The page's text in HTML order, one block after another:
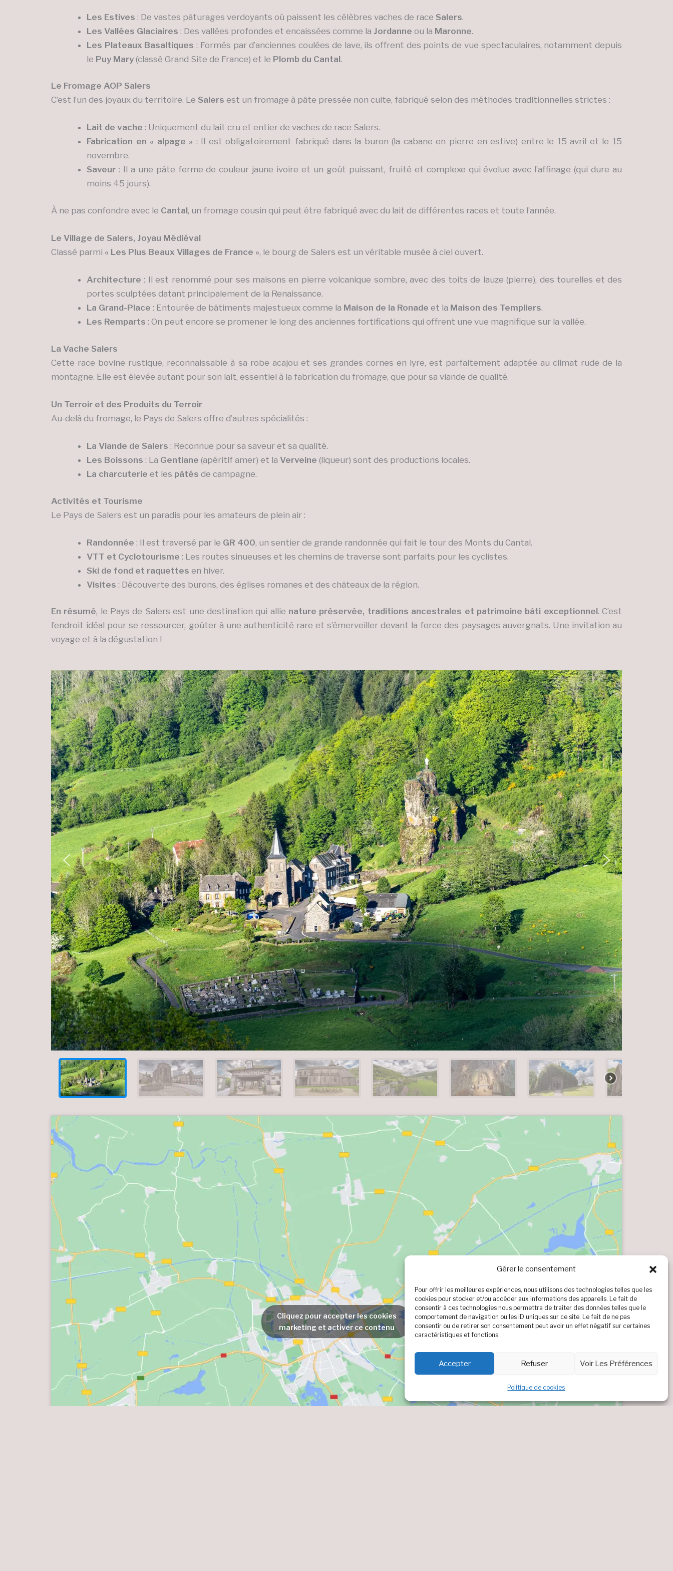
Gérer le consentement
Pour offrir les meilleures expériences, nous utilisons des technologies telles que les
cookies pour stocker et/ou accéder aux informations des appareils. Le fait de
consentir à ces technologies nous permettra de traiter des données telles que le
comportement de navigation ou les ID uniques sur ce site. Le fait de ne pas
consentir ou de retirer son consentement peut avoir un effet négatif sur certaines
caractéristiques et fonctions.
Accepter Refuser Voir Les Préférences
Politique de cookies
Les Estives : De vastes pâturages verdoyants où paissent les célèbres vaches de race Salers.
Les Vallées Glaciaires : Des vallées profondes et encaissées comme la Jordanne ou la Maronne.
Les Plateaux Basaltiques : Formés par d’anciennes coulées de lave, ils offrent des points de vue spectaculaires, notamment depuis
le Puy Mary (classé Grand Site de France) et le Plomb du Cantal.
Le Fromage AOP Salers
C’est l’un des joyaux du territoire. Le Salers est un fromage à pâte pressée non cuite, fabriqué selon des méthodes traditionnelles strictes :
Lait de vache : Uniquement du lait cru et entier de vaches de race Salers.
Fabrication en « alpage » : Il est obligatoirement fabriqué dans la buron (la cabane en pierre en estive) entre le 15 avril et le 15
novembre.
Saveur : Il a une pâte ferme de couleur jaune ivoire et un goût puissant, fruité et complexe qui évolue avec l’affinage (qui dure au
moins 45 jours).
À ne pas confondre avec le Cantal, un fromage cousin qui peut être fabriqué avec du lait de différentes races et toute l’année.
Le Village de Salers, Joyau Médiéval
Classé parmi « Les Plus Beaux Villages de France », le bourg de Salers est un véritable musée à ciel ouvert.
Architecture : Il est renommé pour ses maisons en pierre volcanique sombre, avec des toits de lauze (pierre), des tourelles et des
portes sculptées datant principalement de la Renaissance.
La Grand-Place : Entourée de bâtiments majestueux comme la Maison de la Ronade et la Maison des Templiers.
Les Remparts : On peut encore se promener le long des anciennes fortifications qui offrent une vue magnifique sur la vallée.
La Vache Salers
Cette race bovine rustique, reconnaissable à sa robe acajou et ses grandes cornes en lyre, est parfaitement adaptée au climat rude de la
montagne. Elle est élevée autant pour son lait, essentiel à la fabrication du fromage, que pour sa viande de qualité.
Un Terroir et des Produits du Terroir
Au-delà du fromage, le Pays de Salers offre d’autres spécialités :
La Viande de Salers : Reconnue pour sa saveur et sa qualité.
Les Boissons : La Gentiane (apéritif amer) et la Verveine (liqueur) sont des productions locales.
La charcuterie et les pâtés de campagne.
Activités et Tourisme
Le Pays de Salers est un paradis pour les amateurs de plein air :
Randonnée : Il est traversé par le GR 400, un sentier de grande randonnée qui fait le tour des Monts du Cantal.
VTT et Cyclotourisme : Les routes sinueuses et les chemins de traverse sont parfaits pour les cyclistes.
Ski de fond et raquettes en hiver.
Visites : Découverte des burons, des églises romanes et des châteaux de la région.
En résumé, le Pays de Salers est une destination qui allie nature préservée, traditions ancestrales et patrimoine bâti exceptionnel. C’est
l’endroit idéal pour se ressourcer, goûter à une authenticité rare et s’émerveiller devant la force des paysages auvergnats. Une invitation au
voyage et à la dégustation !
Cliquez pour accepter les cookies
marketing et activer ce contenu